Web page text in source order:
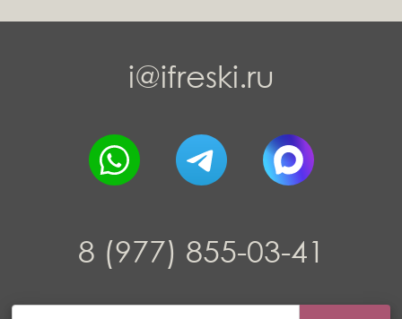
i@ifreski.ru
8 (977) 855-03-41